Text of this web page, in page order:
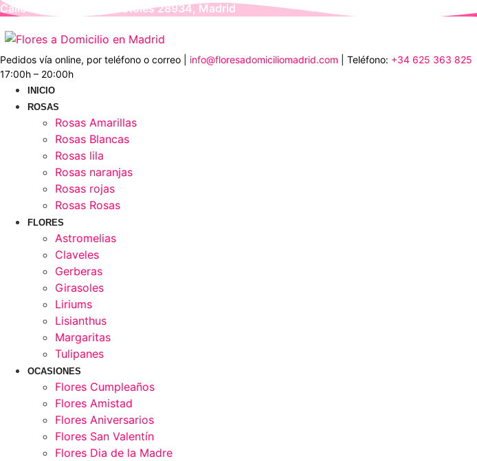
Ir
contenido
Calle Juan Bravo 4, Móstoles 28934, Madrid
Pedidos vía online, por teléfono o correo | info@floresadomiciliomadrid.com | Teléfono: +34 625 363 825
17:00h – 20:00h
INICIO
ROSAS
Rosas Amarillas
Rosas Blancas
Rosas lila
Rosas naranjas
Rosas rojas
Rosas Rosas
FLORES
Astromelias
Claveles
Gerberas
Girasoles
Liriums
Lisianthus
Margaritas
Tulipanes
OCASIONES
Flores Cumpleaños
Flores Amistad
Flores Aniversarios
Flores San Valentín
Flores Dia de la Madre